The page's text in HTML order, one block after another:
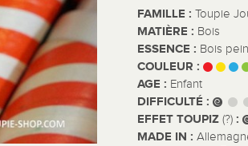
FAMILLE :Toupie
MATIÈRE : Bois
ESSENCE : Bois
COULEUR :
AGE : Enfant
DIFFICULTÉ :
EFFET TOUPIZ(?) :
MADE IN :